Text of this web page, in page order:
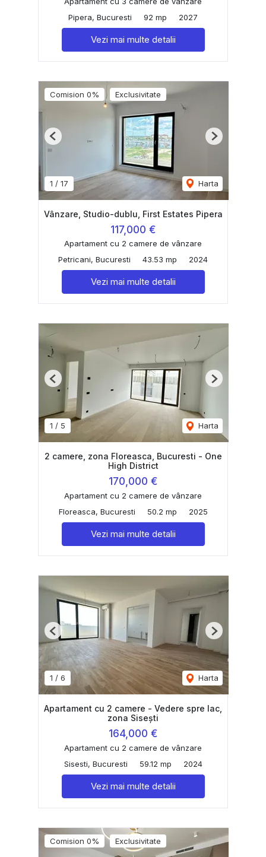
Pipera, Bucuresti
92 mp 2027
Vezi mai multe detalii
Comision 0% Exclusivitate
1 / 17 Harta
Previous Next
Vânzare, Studio-dublu, First Estates Pipera
117,000 €
Apartament cu 2 camere de vânzare
Petricani, Bucuresti
43.53 mp 2024
Vezi mai multe detalii
1 / 5 Harta
Previous Next
2 camere, zona Floreasca, Bucuresti - One
High District
170,000 €
Apartament cu 2 camere de vânzare
Floreasca, Bucuresti
50.2 mp 2025
Vezi mai multe detalii
1 / 6 Harta
Previous Next
Apartament cu 2 camere - Vedere spre lac,
zona Sisești
164,000 €
Apartament cu 2 camere de vânzare
Sisesti, Bucuresti
59.12 mp 2024
Vezi mai multe detalii
Comision 0% Exclusivitate